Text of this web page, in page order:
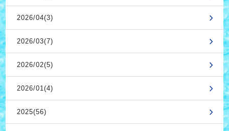
2026/04(3)
2026/03(7)
2026/02(5)
2026/01(4)
2025(56)